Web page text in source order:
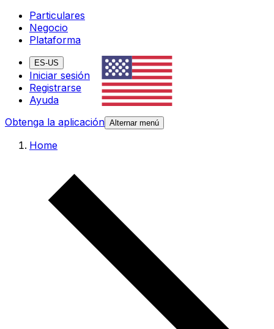
Particulares
Negocio
Plataforma
ES-US
Iniciar sesión
Registrarse
Ayuda
Obtenga la aplicación Alternar menú
Home